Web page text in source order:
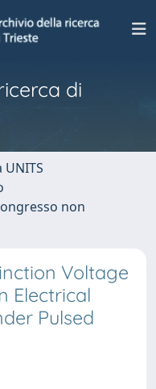
di
non
Voltage
Electrical
Pulsed